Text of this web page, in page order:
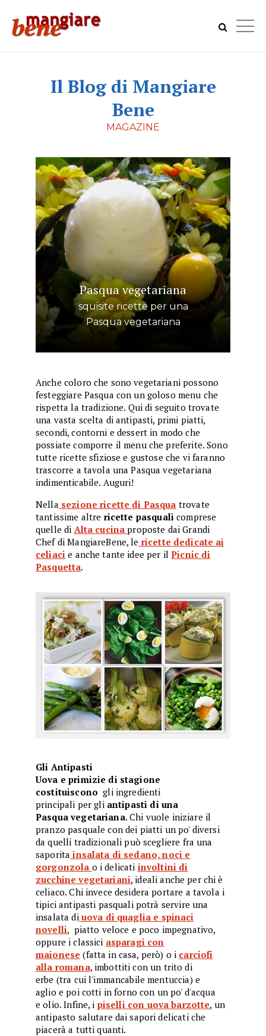
Il Blog di Mangiare
Bene
MAGAZINE
Pasqua vegetariana
squisite ricette per una
Pasqua vegetariana
Anche coloro che sono vegetariani possono
festeggiare Pasqua con un goloso menu che
rispetta la tradizione. Qui di seguito trovate
una vasta scelta di antipasti, primi piatti,
secondi, contorni e dessert in modo che
possiate comporre il menu che preferite. Sono
tutte ricette sfiziose e gustose che vi faranno
trascorre a tavola una Pasqua vegetariana
indimenticabile. Auguri!
Nella sezione ricette di Pasqua trovate
tantissime altre ricette pasqualicomprese
quelle di Alta cucinaproposte dai Grandi
Chef di MangiareBene, le ricette dedicate ai
celiaci e anche tante idee per ilPicnic di
Pasquetta.
Gli Antipasti
Uova e primizie di stagione
costituiscono gli ingredienti
principali per gli antipasti di una
Pasquavegetariana. Chi vuole iniziare il
pranzo pasquale con dei piatti un po' diversi
da quelli tradizionali può scegliere fra una
saporita insalata di sedano, noci e
gorgonzola o i delicati involtini di
zucchine vegetariani, ideali anche per chi è
celiaco. Chi invece desidera portare a tavola i
tipici antipasti pasquali potrà servire una
insalata diuova di quaglia e spinaci
novelli, piatto veloce e poco impegnativo,
oppure i classici asparagi con
maionese (fatta in casa, però) o i carciofi
alla romana, imbottiti con un trito di
erbe (tra cui l'immancabile mentuccia) e
aglio e poi cotti in forno con un po' d'acqua
e olio. Infine, i piselli con uova barzotte, un
antipasto salutare dai sapori delicati che
piacerà a tutti quanti.